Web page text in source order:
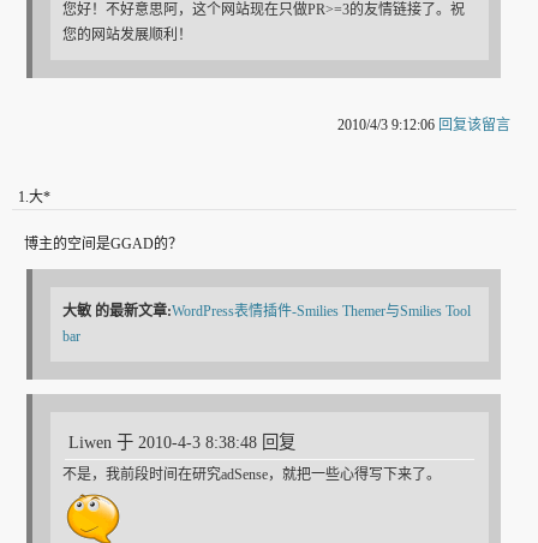
您好！不好意思阿，这个网站现在只做PR>=3的友情链接了。祝
您的网站发展顺利！
2010/4/3 9:12:06 回复该留言
1.大*
博主的空间是GGAD的？
大敏 的最新文章:WordPress表情插件-Smilies Themer与Smilies Tool
bar
Liwen 于 2010-4-3 8:38:48 回复
不是，我前段时间在研究adSense，就把一些心得写下来了。